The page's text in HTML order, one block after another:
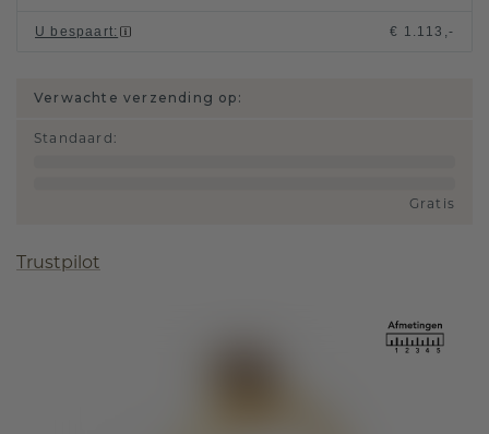
U bespaart: € 1.113,-
Verwachte verzending op:
Standaard :
Gratis
Trustpilot